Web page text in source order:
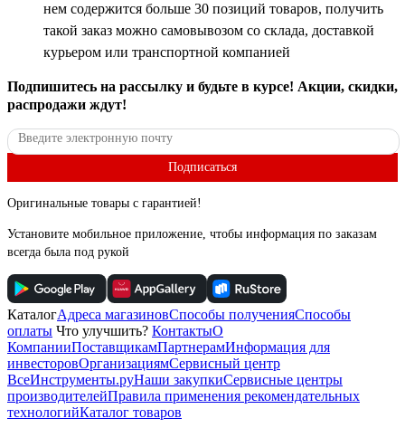
нем содержится больше 30 позиций товаров, получить
такой заказ можно самовывозом со склада, доставкой
курьером или транспортной компанией
Подпишитесь на рассылку и будьте в курсе! Акции, скидки,
распродажи ждут!
Подписаться
Оригинальные товары с гарантией!
Установите мобильное приложение, чтобы информация по заказам
всегда была под рукой
КаталогАдреса магазиновСпособы полученияСпособы
оплаты Что улучшить? КонтактыО
КомпанииПоставщикамПартнерамИнформация для
инвесторовОрганизациямСервисный центр
ВсеИнструменты.руНаши закупкиСервисные центры
производителейПравила применения рекомендательных
технологийКаталог товаров